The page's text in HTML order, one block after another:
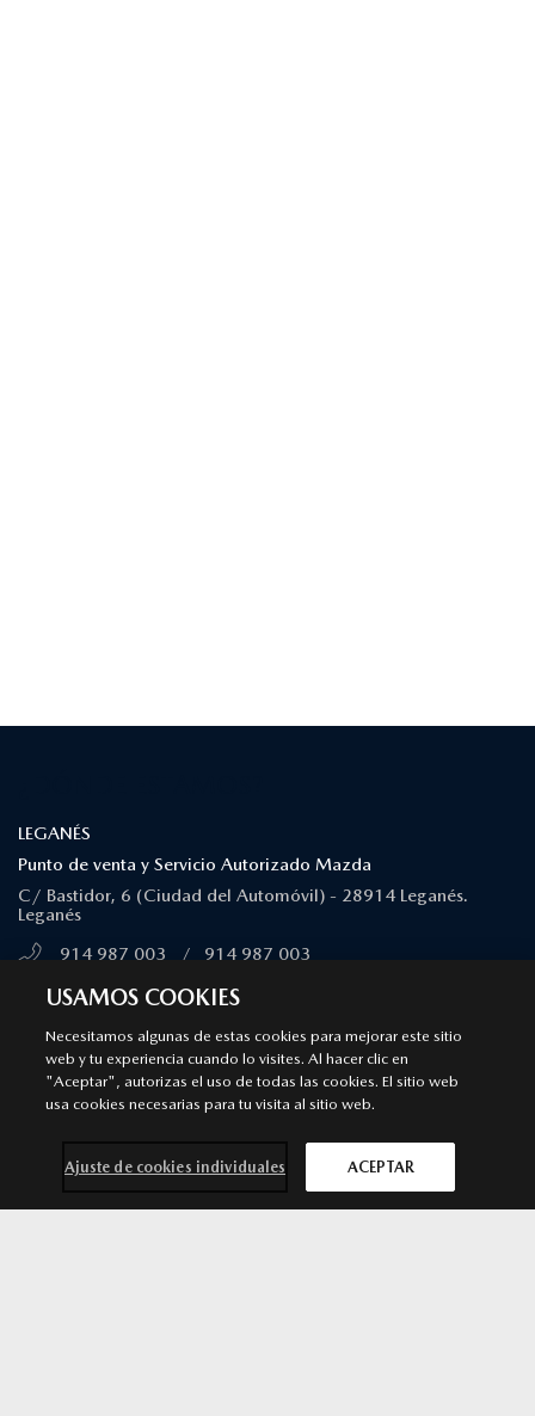
LEGANÉS
Punto de venta y Servicio Autorizado Mazda
C/ Bastidor, 6 (Ciudad del Automóvil) - 28914 Leganés.
Leganés
914 987 003
/
914 987 003
MÁS INFORMACIÓN
MAJADAHONDA
Punto de venta y Servicio Autorizado Mazda
911 091 430 / 911 091 430
MÁS INFORMACIÓN
USAMOS COOKIES
Necesitamos algunas de estas cookies para mejorar este sitio
web y tu experiencia cuando lo visites. Al hacer clic en
"Aceptar", autorizas el uso de todas las cookies. El sitio web
usa cookies necesarias para tu visita al sitio web.
Ajuste de cookies individuales ACEPTAR